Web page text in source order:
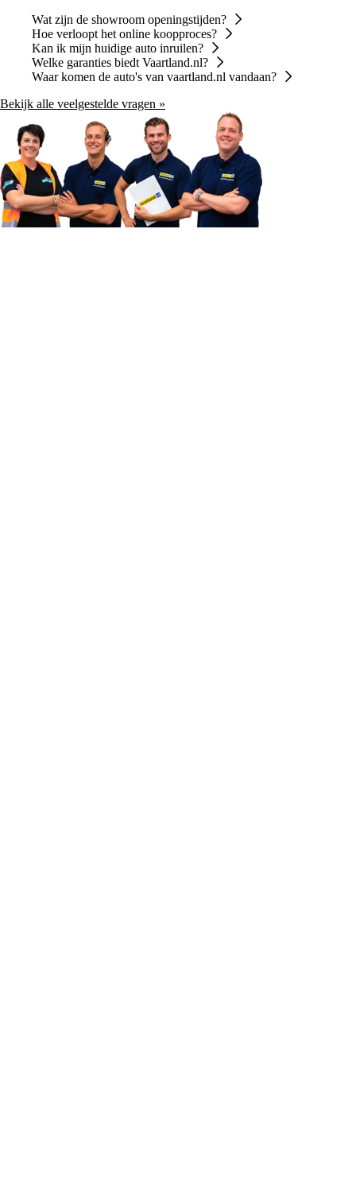
Wat zijn de showroom openingstijden?
Hoe verloopt het online koopproces?
Kan ik mijn huidige auto inruilen?
Welke garanties biedt Vaartland.nl?
Waar komen de auto's van vaartland.nl vandaan?
Bekijk alle veelgestelde vragen »